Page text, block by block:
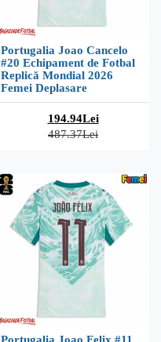
Portugalia Joao Cancelo
#20 Echipament de Fotbal
Replică Mondial 2026
Femei Deplasare
194.94Lei
487.37Lei